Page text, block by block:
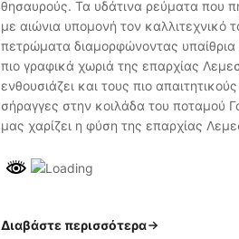
θησαυρούς. Τα υδάτινα ρεύματα που
με αιώνια υπομονή τον καλλιτεχνικό
πετρώματα διαμορφώνοντας
πιο γραφικά χωριά της επαρχίας
ενθουσιάζει και τους πιο
σήραγγες στην κοιλάδα του ποταμού
μας χαρίζει η φύση της επαρχίας
Διαβάστε περισσότερα